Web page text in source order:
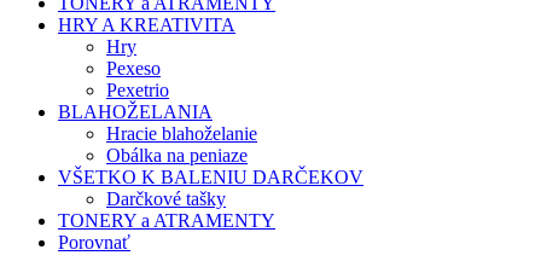
HRY A KREATIVITA
Hry
Pexeso
Pexetrio
BLAHOŽELANIA
Hracie blahoželanie
Obálka na peniaze
VŠETKO K BALENIU DARČEKOV
Darčkové tašky
TONERY a ATRAMENTY
Porovnať